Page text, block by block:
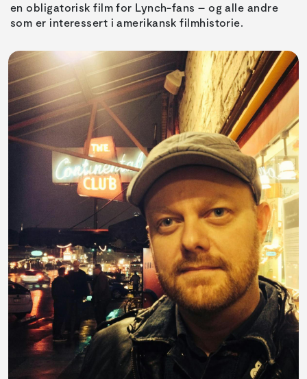
en obligatorisk film for Lynch-fans – og alle andre
som er interessert i amerikansk filmhistorie.